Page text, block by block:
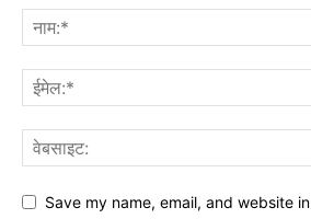
Save my name, email, and website